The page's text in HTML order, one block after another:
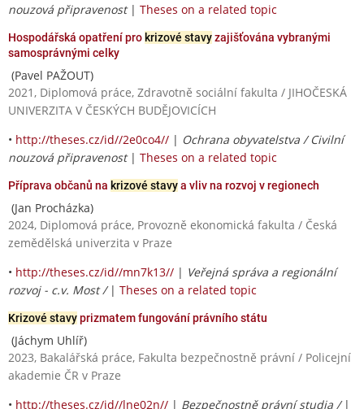
nouzová připravenost| Theses on a related topic
Hospodářská opatření pro krizové stavyzajišťována vybranými
samosprávnými celky
(Pavel PAŽOUT)
2021, Diplomová práce, Zdravotně sociální fakulta / JIHOČESKÁ
UNIVERZITA V ČESKÝCH BUDĚJOVICÍCH
• http://theses.cz/id//2e0co4// | Ochrana obyvatelstva / Civilní
nouzová připravenost| Theses on a related topic
Příprava občanů na krizové stavya vliv na rozvoj v regionech
(Jan Procházka)
2024, Diplomová práce, Provozně ekonomická fakulta / Česká
zemědělská univerzita v Praze
• http://theses.cz/id//mn7k13// | Veřejná správa a regionální
rozvoj - c.v. Most / | Theses on a related topic
Krizové stavyprizmatem fungování právního státu
(Jáchym Uhlíř)
2023, Bakalářská práce, Fakulta bezpečnostně právní / Policejní
akademie ČR v Praze
• http://theses.cz/id//lne02n// | Bezpečnostně právní studia / |